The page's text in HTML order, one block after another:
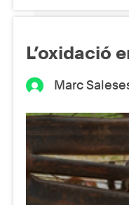
L’oxidació
Marc